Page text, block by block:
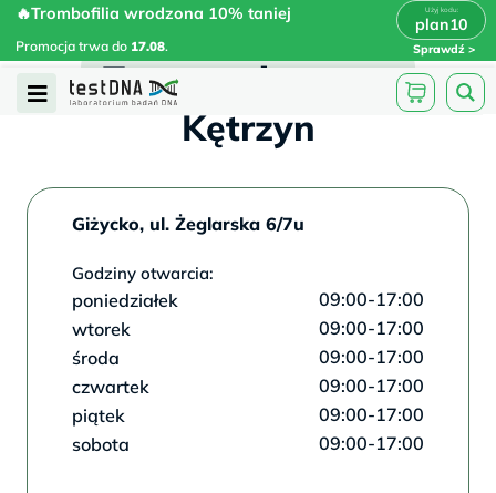
Skip
content
🔥Trombofilia wrodzona 10% taniej
Promocja trwa do 17.08.
plan10
Sprawdź
🔥Trombofilia wrodzona 10% taniej
plan10 x
Open Test na ojcostwo
Kętrzyn
Giżycko, ul. Żeglarska 6/7u
Godziny otwarcia:
poniedziałek
09:00-17:00
wtorek
09:00-17:00
środa
09:00-17:00
czwartek
09:00-17:00
piątek
09:00-17:00
sobota
09:00-17:00